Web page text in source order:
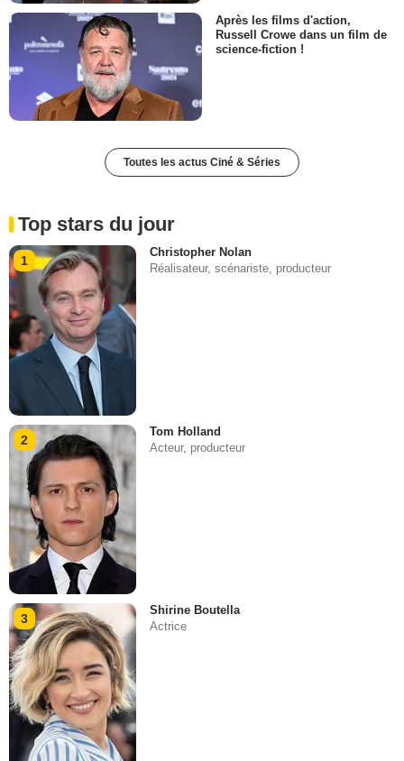
Après les films d'action,
Russell Crowe dans un film de
science-fiction !
Toutes les actus Ciné & Séries
Top stars du jour
1
Christopher Nolan
Réalisateur, scénariste, producteur
2
Tom Holland
Acteur, producteur
3
Shirine Boutella
Actrice